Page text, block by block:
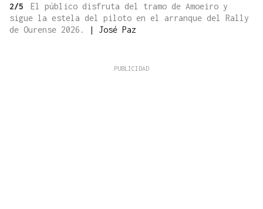
2/5
El público disfruta del tramo de Amoeiro y
sigue la estela del piloto en el arranque del Rally
de Ourense 2026.
| José Paz